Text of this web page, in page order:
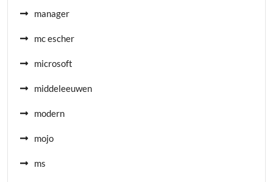
manager
mc escher
microsoft
middeleeuwen
modern
mojo
ms